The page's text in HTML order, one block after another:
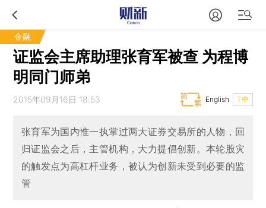
金融
证监会主席助理张育军被查 为程博
明同门师弟
2015年09月16日 18:53 T中
English
张育军为国内惟一执掌过两大证券交易所的人物，回
归证监会之后，主管机构，大力提倡创新。本轮股灾
的触发点为高杠杆业务，被认为创新未受到必要的监
管